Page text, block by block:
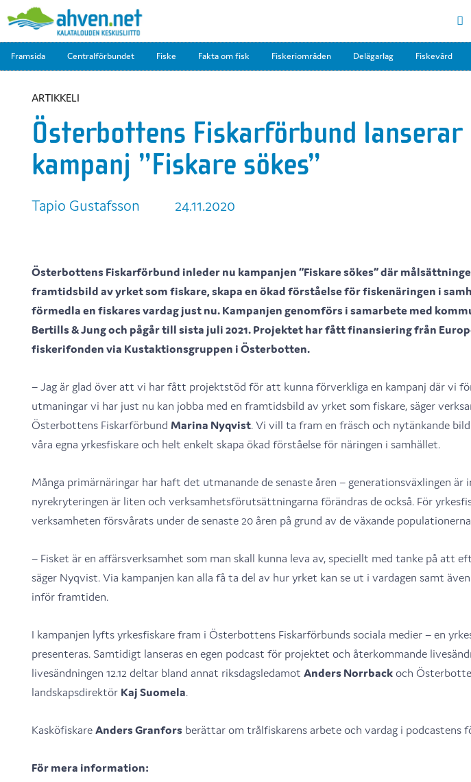
Framsida Centralförbundet Fiske Fakta om fisk Fiskeriområden Delägarlag Fiskevård
ARTIKKELI
Österbottens Fiskarförbund lanserar
kampanj ”Fiskare sökes”
Tapio Gustafsson 24.11.2020
Österbottens Fiskarförbund inleder nu kampanjen “Fiskare sökes” där
framtidsbild av yrket som fiskare, skapa en ökad förståelse för fiskenäringen i
förmedla en fiskares vardag just nu. Kampanjen genomförs i samarbete med
Bertills & Jung och pågår till sista juli 2021. Projektet har fått finansiering från
fiskerifonden via Kustaktionsgruppen i Österbotten.
– Jag är glad över att vi har fått projektstöd för att kunna förverkliga en kampanj där vi
utmaningar vi har just nu kan jobba med en framtidsbild av yrket som fiskare, säger
Österbottens Fiskarförbund Marina Nyqvist. Vi vill ta fram en fräsch och nytänkande
våra egna yrkesfiskare och helt enkelt skapa ökad förståelse för näringen i samhället.
Många primärnäringar har haft det utmanande de senaste åren – generationsväxlingen är
nyrekryteringen är liten och verksamhetsförutsättningarna förändras de också. För
verksamheten försvårats under de senaste 20 åren på grund av de växande
– Fisket är en affärsverksamhet som man skall kunna leva av, speciellt med tanke på att
säger Nyqvist. Via kampanjen kan alla få ta del av hur yrket kan se ut i vardagen samt
inför framtiden.
I kampanjen lyfts yrkesfiskare fram i Österbottens Fiskarförbunds sociala medier – en
presenteras. Samtidigt lanseras en egen podcast för projektet och återkommande
livesändningen 12.12 deltar bland annat riksdagsledamot Anders Norrbackoch
landskapsdirektör Kaj Suomela.
KasköfiskareAnders Granfors berättar om trålfiskarens arbete och vardag i podcastens
För mera information: